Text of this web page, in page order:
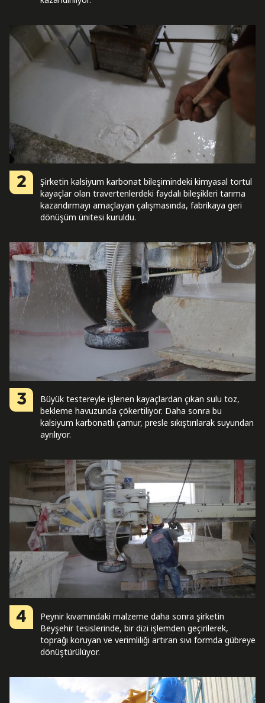
2
Şirketin kalsiyum karbonat bileşimindeki kimyasal tortul
kayaçlar olan travertenlerdeki faydalı bileşikleri tarıma
kazandırmayı amaçlayan çalışmasında, fabrikaya geri
dönüşüm ünitesi kuruldu.
3
Büyük testereyle işlenen kayaçlardan çıkan sulu toz,
bekleme havuzunda çökertiliyor. Daha sonra bu
kalsiyum karbonatlı çamur, presle sıkıştırılarak suyundan
ayrılıyor.
4
Peynir kıvamındaki malzeme daha sonra şirketin
Beyşehir tesislerinde, bir dizi işlemden geçirilerek,
toprağı koruyan ve verimliliği artıran sıvı formda gübreye
dönüştürülüyor.